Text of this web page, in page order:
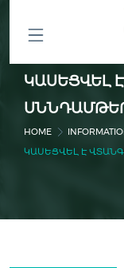
ԲՈԼՈՐ
ԲԱԺԻՆՆԵՐԸ
ԿԱՍԵՑՎԵԼ
HOME
ԿԱՍԵՑՎԵԼ Է